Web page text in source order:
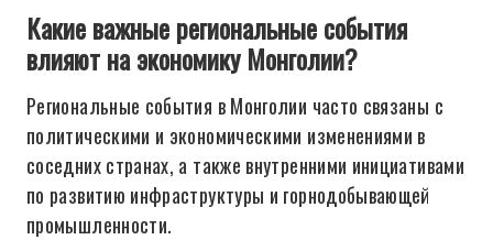
Какие важные региональные события
влияют на экономику Монголии?
Региональные события в Монголии часто связаны с
политическими и экономическими изменениями в
соседних странах, а также внутренними инициативами
по развитию инфраструктуры и горнодобывающей
промышленности.